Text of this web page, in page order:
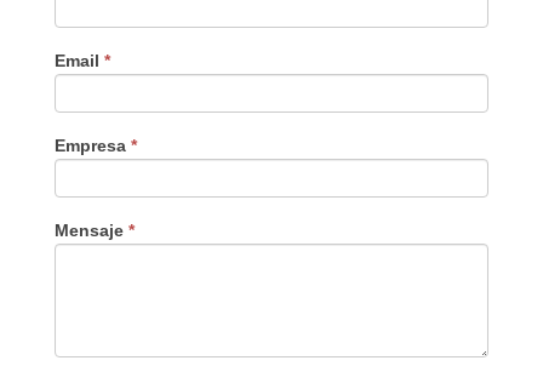
Email *
Empresa *
Mensaje *